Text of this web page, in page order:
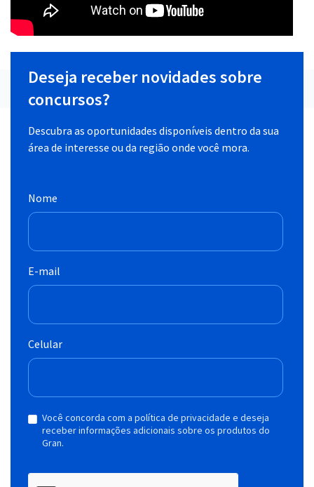
Deseja receber novidades sobre
concursos?
Descubra as oportunidades disponíveis dentro da sua
área de interesse ou da região onde você mora.
Nome
E-mail
Celular
Você concorda com a política de privacidade e deseja
receber informações adicionais sobre os produtos do
Gran.